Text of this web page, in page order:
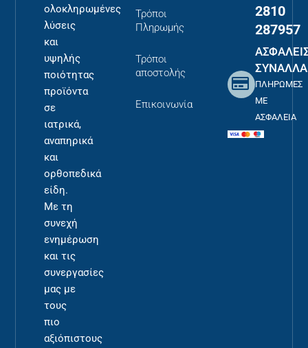
ολοκληρωμένες
λύσεις
και
υψηλής
ποιότητας
προϊόντα
σε
ιατρικά,
αναπηρικά
και
ορθοπεδικά
είδη.
Με τη
συνεχή
ενημέρωση
και τις
συνεργασίες
μας με
τους
πιο
αξιόπιστους
Τρόποι
Πληρωμής
Τρόποι
αποστολής
Επικοινωνία
2810
287957
ΠΛΗΡΩΜΕΣ
ΜΕ
ΑΣΦΑΛΕΙΑ